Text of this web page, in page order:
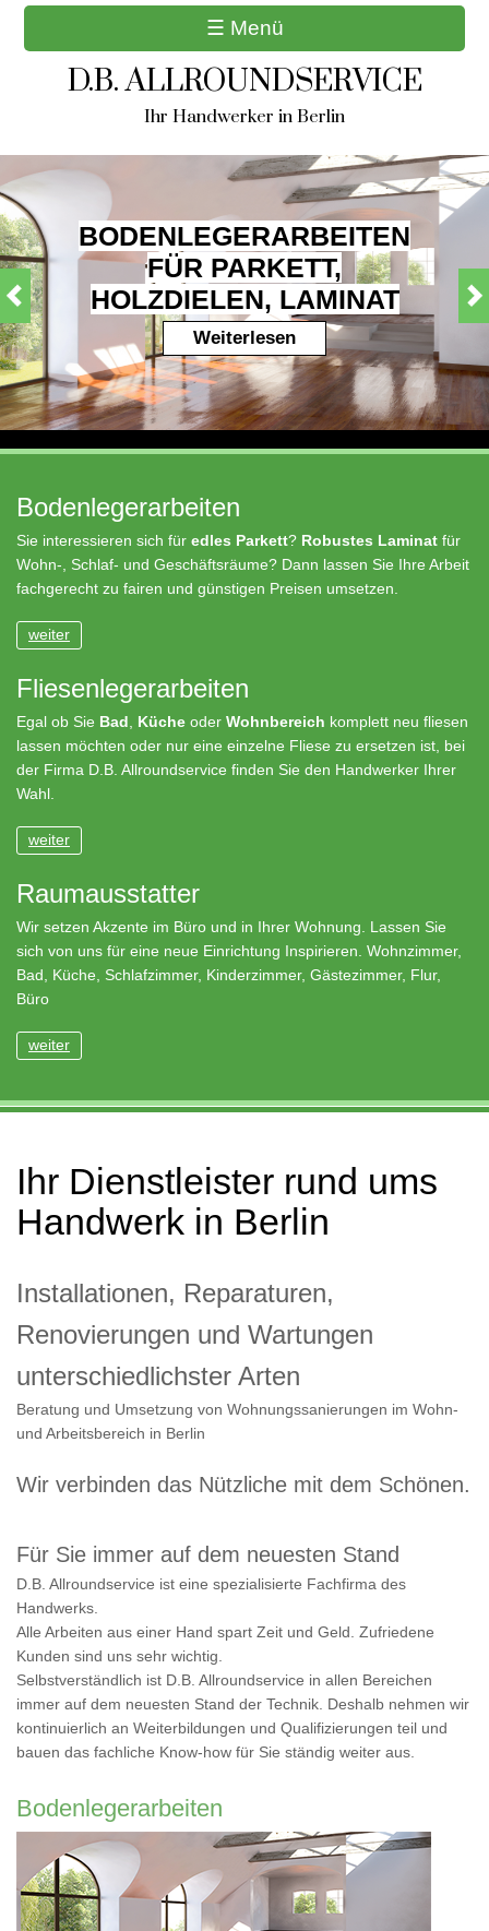
D.B. ALLROUNDSERVICE
Ihr Handwerker in Berlin
☰ Menü
BODENLEGERARBEITEN
FÜR PARKETT,
HOLZDIELEN, LAMINAT
Weiterlesen
Bodenlegerarbeiten
Sie interessieren sich für edles Parkett? Robustes Laminat für
Wohn-, Schlaf- und Geschäftsräume? Dann lassen Sie Ihre Arbeit
fachgerecht zu fairen und günstigen Preisen umsetzen.
weiter
Fliesenlegerarbeiten
Egal ob Sie Bad Küche oder Wohnbereich komplett neu fliesen
lassen möchten oder nur eine einzelne Fliese zu ersetzen ist, bei
der Firma D.B. Allroundservice finden Sie den Handwerker Ihrer
Wahl.
weiter
Raumausstatter
Wir setzen Akzente im Büro und in Ihrer Wohnung. Lassen Sie
sich von uns für eine neue Einrichtung Inspirieren. Wohnzimmer,
Bad, Küche, Schlafzimmer, Kinderzimmer, Gästezimmer, Flur,
Büro
weiter
Ihr Dienstleister rund ums
Handwerk in Berlin
Installationen, Reparaturen,
Renovierungen und Wartungen
unterschiedlichster Arten
Beratung und Umsetzung von Wohnungssanierungen im Wohn-
und Arbeitsbereich in Berlin
Wir verbinden das Nützliche mit dem Schönen.
Für Sie immer auf dem neuesten Stand
D.B. Allroundservice ist eine spezialisierte Fachfirma des
Handwerks.
Alle Arbeiten aus einer Hand spart Zeit und Geld. Zufriedene
Kunden sind uns sehr wichtig.
Selbstverständlich ist D.B. Allroundservice in allen Bereichen
immer auf dem neuesten Stand der Technik. Deshalb nehmen wir
kontinuierlich an Weiterbildungen und Qualifizierungen teil und
bauen das fachliche Know-how für Sie ständig weiter aus.
Bodenlegerarbeiten